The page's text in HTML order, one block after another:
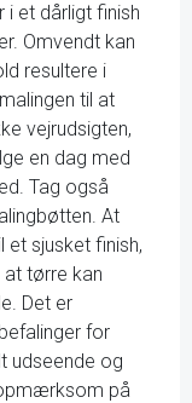
i et dårligt finish
Omvendt kan
resultere i
til at
vejrudsigten,
en dag med
Tag også
At
sjusket finish,
at tørre kan
Det er
for
udseende og
på